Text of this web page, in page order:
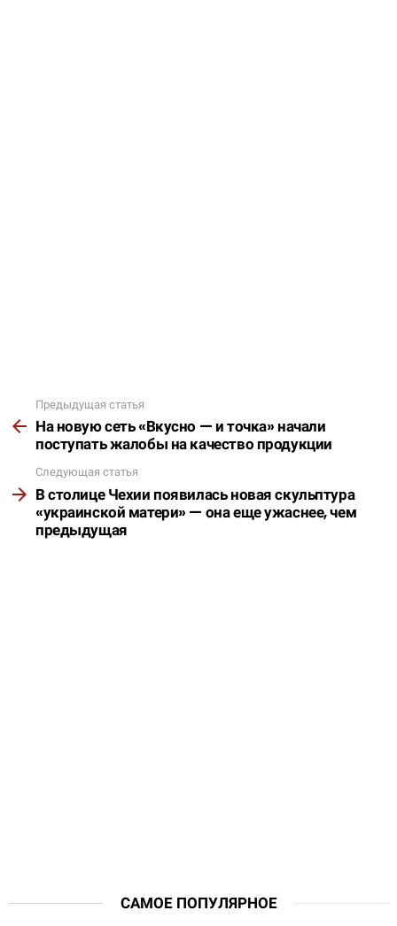
Подробнее
Предыдущая статья
На новую сеть «Вкусно — и точка» начали
поступать жалобы на качество продукции
Следующая статья
В столице Чехии появилась новая скульптура
«украинской матери» — она еще ужаснее, чем
предыдущая
САМОЕ ПОПУЛЯРНОЕ